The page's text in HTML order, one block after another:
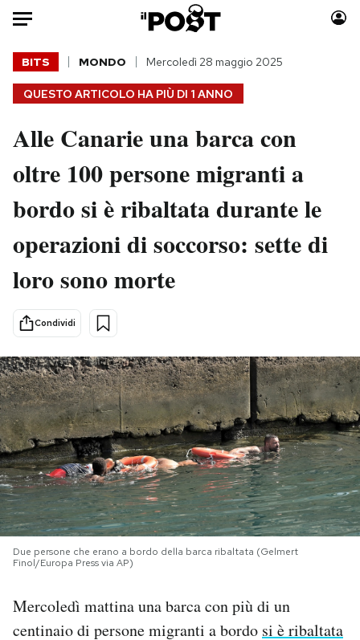
Auto
HOME
Italia
Politica
Tecnologia
Scienza
Sport
Moda
Consumismi
Storie/Idee
Media
PODCAST
NEWSLETTER
I MIEI PREFERITI
SHOP
CALENDARIO
QUESTO ARTICOLO HA PIÙ DI 1 ANNO
BITS MONDO Mercoledì 28 maggio 2025
Alle Canarie una barca con
oltre 100 persone migranti a
bordo si è ribaltata durante le
operazioni di soccorso: sette di
loro sono morte
Condividi
Due persone che erano a bordo della barca ribaltata (Gelmert
Finol/Europa Press via AP)
Mercoledì mattina una barca con più di un
centinaio di persone migranti a bordo si è ribaltata